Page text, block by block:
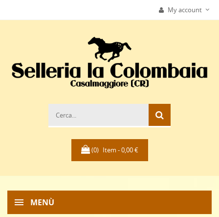
My account
(0) Item -0,00 €
MENÙ